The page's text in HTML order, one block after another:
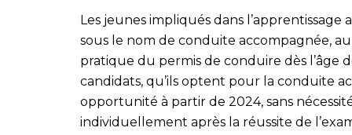
Les jeunes impliqués dans
sous le nom de conduite accompagnée,
pratique du permis de conduire dès l’âge
candidats, qu’ils optent pour la conduite
opportunité à partir de 2024, sans
individuellement après la réussite de